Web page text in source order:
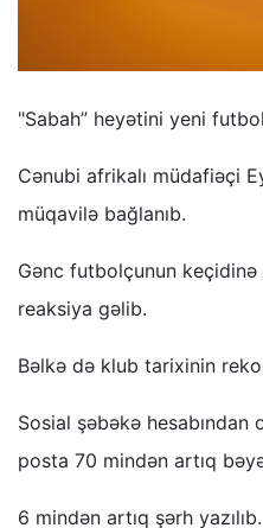
"Sabah” heyətini yeni
Cənubi afrikalı müdafiəçi
müqavilə bağlanıb.
Gənc futbolçunun
reaksiya gəlib.
Bəlkə də klub tarixinin
Sosial şəbəkə hesabından
posta 70 mindən artıq
6 mindən artıq şərh yazılıb.